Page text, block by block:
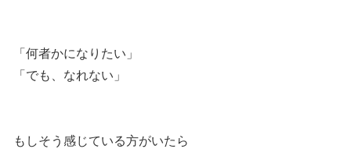
「何者かになりたい」
「でも、なれない」
もしそう感じている方がいたら